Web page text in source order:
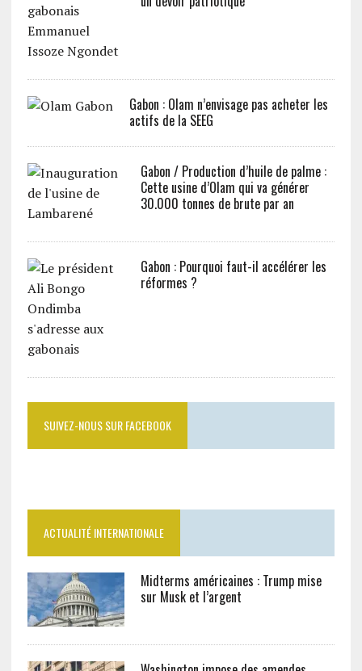
Gabon : Olam n’envisage pas acheter les
actifs de la SEEG
Gabon / Production d’huile de palme :
Cette usine d’Olam qui va générer
30.000 tonnes de brute par an
Gabon : Pourquoi faut-il accélérer les
réformes ?
SUIVEZ-NOUS SUR FACEBOOK
ACTUALITÉ INTERNATIONALE
Midterms américaines : Trump mise
sur Musk et l’argent